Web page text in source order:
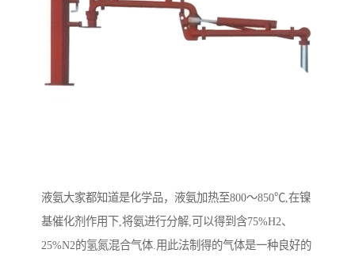
液氨大家都知道是化学品，液氨加热至800～850℃,在镍
基催化剂作用下,将氨进行分解,可以得到含75%H2、
25%N2的氢氮混合气体.用此法制得的气体是一种良好的